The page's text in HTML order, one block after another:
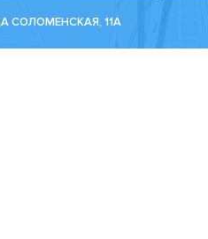
СОЛОМЕНСКАЯ, 11А